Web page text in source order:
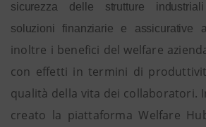
sicurezza delle strutture
soluzioni finanziarie e assicurative
inoltre i benefici del welfare
con effetti in termini di
qualità della vita dei collaboratori.
creato la piattaforma Welfare